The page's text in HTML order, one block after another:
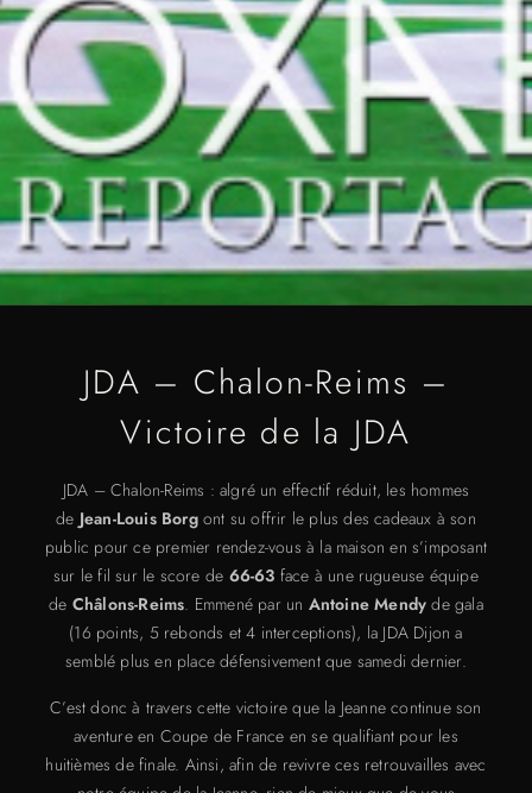
JDA – Chalon-Reims –
Victoire de la JDA
JDA – Chalon-Reims : algré un effectif réduit, les hommes
de Jean-Louis Borgont su offrir le plus des cadeaux à son
public pour ce premier rendez-vous à la maison en s’imposant
sur le fil sur le score de 66-63 face à une rugueuse équipe
de Châlons-Reims. Emmené par un Antoine Mendy de gala
(16 points, 5 rebonds et 4 interceptions), la JDA Dijon a
semblé plus en place défensivement que samedi dernier.
C’est donc à travers cette victoire que la Jeanne continue son
aventure en Coupe de France en se qualifiant pour les
huitièmes de finale. Ainsi, afin de revivre ces retrouvailles avec